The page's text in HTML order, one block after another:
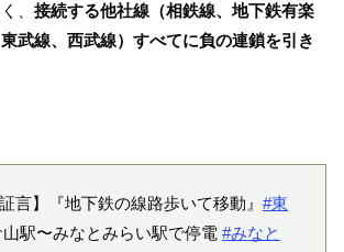
、 接続する他社線（相鉄線、地下鉄有楽
武線、西武線）すべてに負の連鎖を引き
言】『地下鉄の線路歩いて移動』 #東
山駅〜みなとみらい駅で停電 #みなと